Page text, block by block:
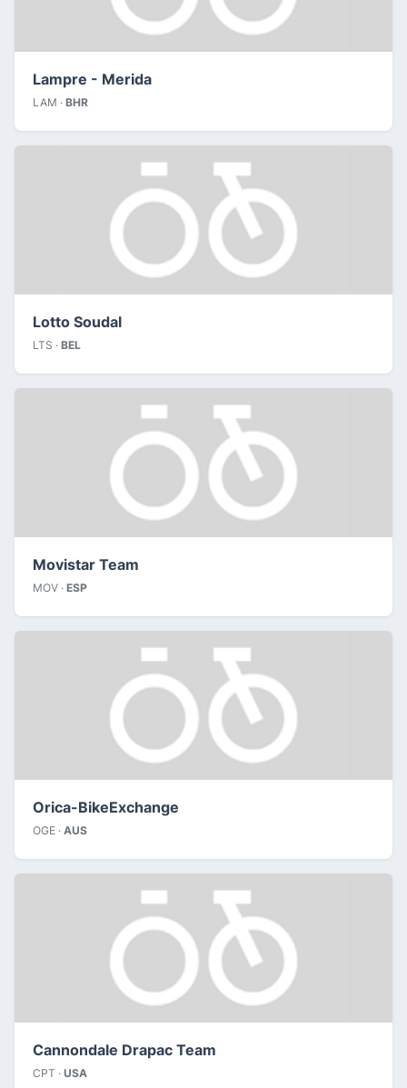
Lampre - Merida
LAM · BHR
Lotto Soudal
LTS · BEL
Movistar Team
MOV · ESP
Orica-BikeExchange
OGE · AUS
Cannondale Drapac Team
CPT · USA